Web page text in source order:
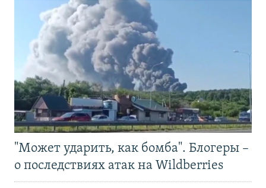
"Может ударить, как бомба". Блогеры –
о последствиях атак на Wildberries